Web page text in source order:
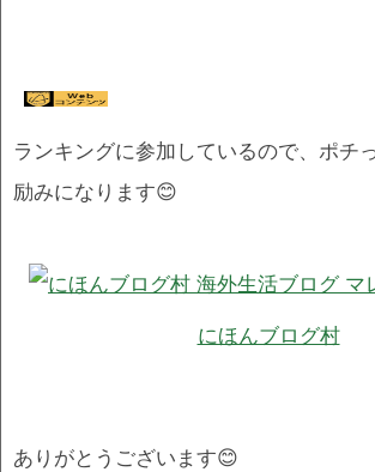
ランキングに参加しているので、ポチ
励みになります😊
にほんブログ村
ありがとうございます😊